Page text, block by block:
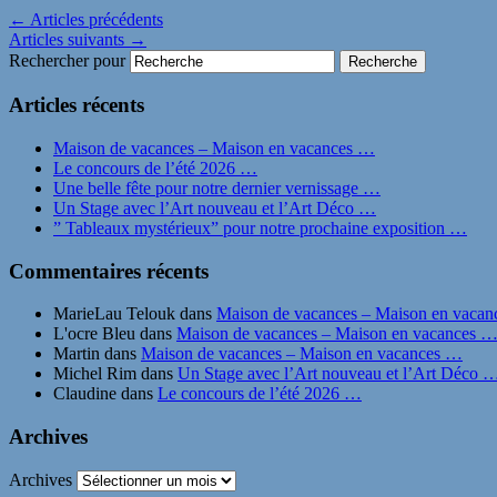
← Articles précédents
Articles suivants →
Rechercher pour
Articles récents
Maison de vacances – Maison en vacances …
Le concours de l’été 2026 …
Une belle fête pour notre dernier vernissage …
Un Stage avec l’Art nouveau et l’Art Déco …
” Tableaux mystérieux” pour notre prochaine exposition …
Commentaires récents
MarieLau Telouk dans Maison de vacances – Maison en
L'ocre Bleu dans Maison de vacances – Maison en vacances …
Martin dans Maison de vacances – Maison en vacances …
Michel Rim dans Un Stage avec l’Art nouveau et l’Art Déco
Claudine dans Le concours de l’été 2026 …
Archives
Archives